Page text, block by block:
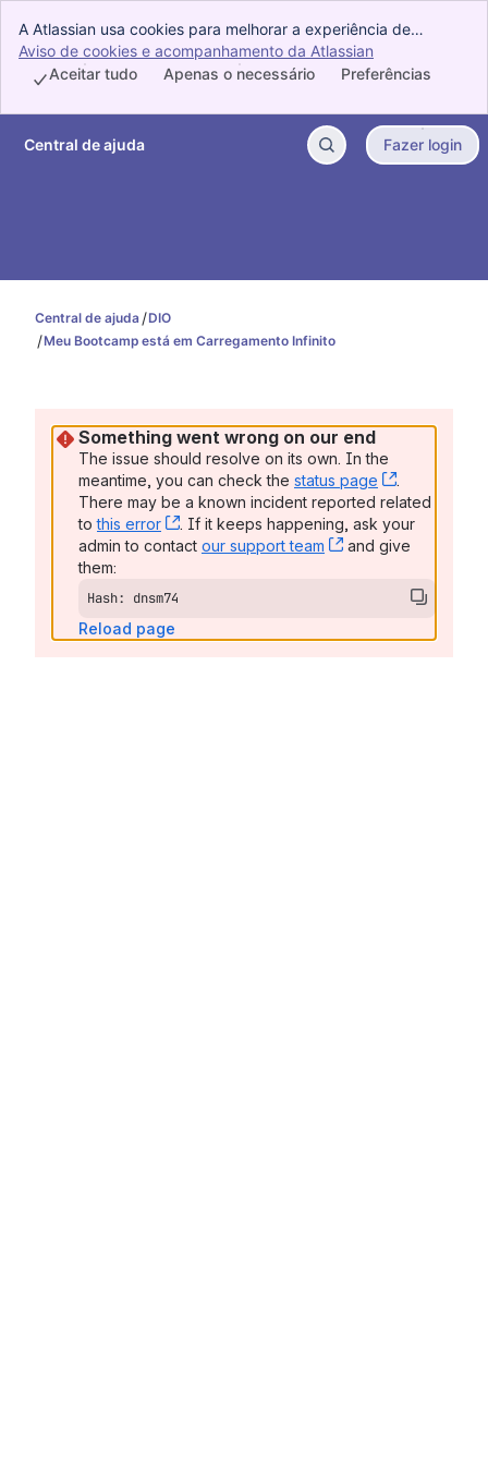
A Atlassian usa cookies para melhorar a experiência de
navegação, analisar dados, fazer pesquisas e veicular
publicidade. Aceite todos os cookies para indicar que você
Aviso de cookies e acompanhamento da Atlassian
Preferências
Apenas o necessário
Aceitar tudo
Ir para o conteúdo principal
Central de ajuda Fazer login
Central de ajuda
DIO
Meu Bootcamp está em Carregamento Infinito